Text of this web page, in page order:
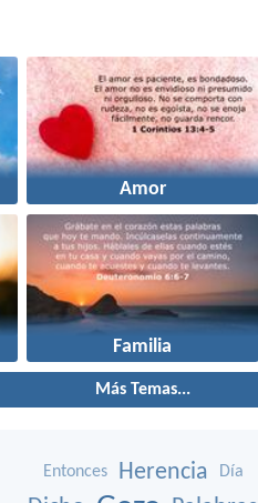
Amor
Familia
Más Temas...
Entonces Herencia Día